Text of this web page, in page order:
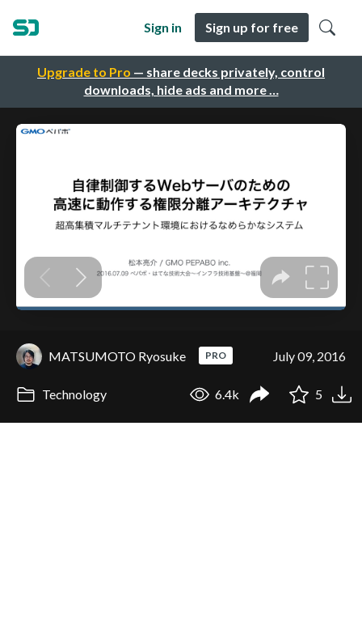
Upgrade to Pro — share decks privately, control
downloads, hide ads and more …
Sign in Sign up for free
MATSUMOTO Ryosuke PRO July 09, 2016
Technology 6.4k 5